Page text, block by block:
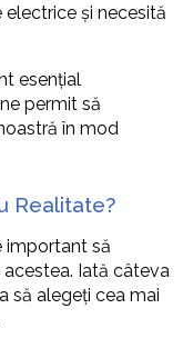
și necesită
esențial
permit să
în mod
Realitate?
important să
Iată câteva
să alegeți cea mai